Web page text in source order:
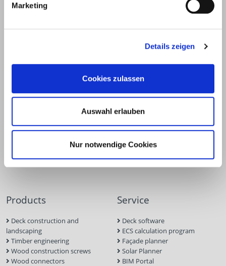
Marketing
Details zeigen
Cookies zulassen
Auswahl erlauben
Nur notwendige Cookies
Unter
58099
+49 2331+49 2331
6245-200
info@eurotec.team
Products
Deck construction and
landscaping
Timber engineering
Wood construction screws
Wood connectors
Service
Deck software
ECS calculation program
Façade planner
Solar Planner
BIM Portal